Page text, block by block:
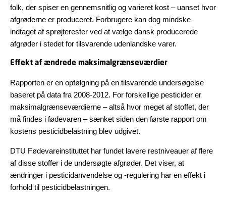
folk, der spiser en gennemsnitlig og varieret kost – uanset hvor
afgrøderne er produceret. Forbrugere kan dog mindske
indtaget af sprøjterester ved at vælge dansk producerede
afgrøder i stedet for tilsvarende udenlandske varer.
Effekt af ændrede maksimalgrænseværdier
Rapporten er en opfølgning på en tilsvarende undersøgelse
baseret på data fra 2008-2012. For forskellige pesticider er
maksimalgrænseværdierne – altså hvor meget af stoffet, der
må findes i fødevaren – sænket siden den første rapport om
kostens pesticidbelastning blev udgivet.
DTU Fødevareinstituttet har fundet lavere restniveauer af flere
af disse stoffer i de undersøgte afgrøder. Det viser, at
ændringer i pesticidanvendelse og -regulering har en effekt i
forhold til pesticidbelastningen.